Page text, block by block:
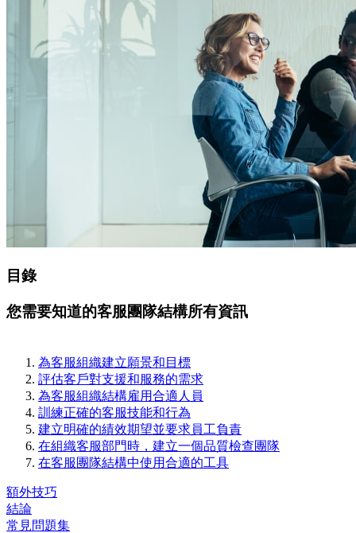
目錄
您需要知道的客服團隊結構所有資訊
為客服組織建立願景和目標
評估客戶對支援和服務的需求
為客服組織結構雇用合適人員
訓練正確的客服技能和行為
建立明確的績效期望並要求員工負責
在組織客服部門時，建立一個品質檢查團隊
在客服團隊結構中使用合適的工具
額外技巧
結論
常見問題集